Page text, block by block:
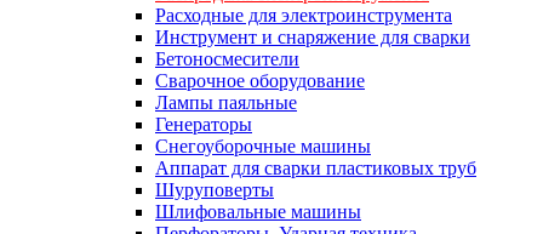
Расходные для электроинструмента
Инструмент и снаряжение для сварки
Бетоносмесители
Сварочное оборудование
Лампы паяльные
Генераторы
Снегоуборочные машины
Аппарат для сварки пластиковых труб
Шуруповерты
Шлифовальные машины